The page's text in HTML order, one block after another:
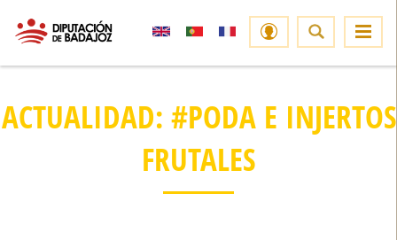
ACTUALIDAD: #PODA E INJERTOS
FRUTALES